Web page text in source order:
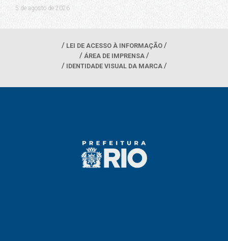
5 de agosto de 2026
LEI DE ACESSO À INFORMAÇÃO
ÁREA DE IMPRENSA
IDENTIDADE VISUAL DA MARCA